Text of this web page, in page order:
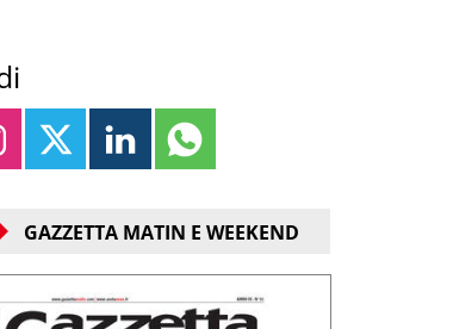
GAZZETTA MATIN E WEEKEND